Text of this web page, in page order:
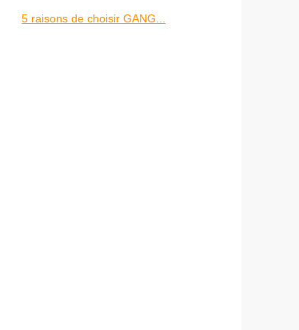
5 raisons de choisir GANG...